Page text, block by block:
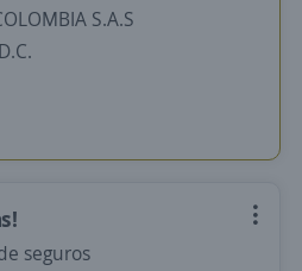
S.A.S
seguros